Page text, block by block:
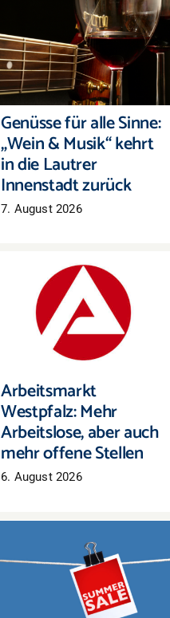
Genüsse für alle Sinne:
„Wein & Musik“ kehrt in
die Lautrer Innenstadt
zurück
Genüsse für alle Sinne:
„Wein & Musik“ kehrt
in die Lautrer
Innenstadt zurück
7. August 2026
Arbeitsmarkt Westpfalz:
Mehr Arbeitslose, aber
auch mehr offene
Stellen
Arbeitsmarkt
Westpfalz: Mehr
Arbeitslose, aber auch
mehr offene Stellen
6. August 2026
Sommerschlussverkauf:
Nur noch wenige Tage,
um Lagerbestände zu